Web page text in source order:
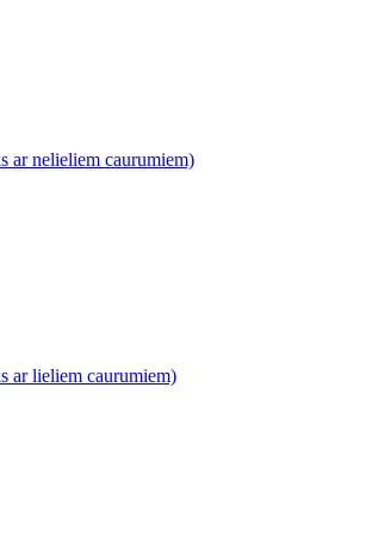
ar nelieliem caurumiem)
ar lieliem caurumiem)